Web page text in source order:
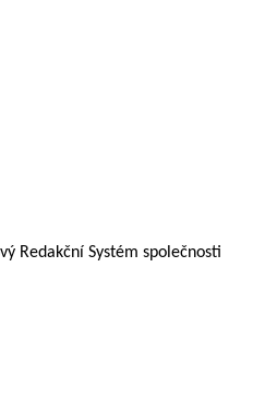
Redakční Systém společnosti